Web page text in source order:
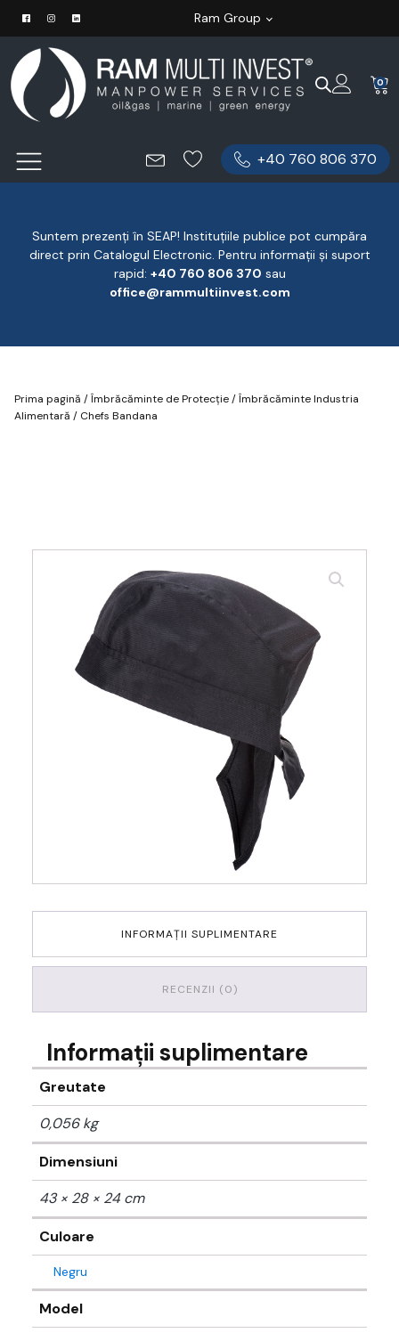
Ram Group
0
+40 760 806 370
Suntem prezenți în SEAP! Instituțiile publice pot cumpăra
direct prin Catalogul Electronic. Pentru informații și suport
rapid: ‪+40 760 806 370 ‬ sau
office@rammultiinvest.com
Prima pagină /Îmbrăcăminte de Protecție/Îmbrăcăminte Industria
Alimentară / Chefs Bandana
INFORMAȚII SUPLIMENTARE
RECENZII (0)
Informații suplimentare
Greutate
0,056 kg
Dimensiuni
43 × 28 × 24 cm
Culoare
Negru
Model